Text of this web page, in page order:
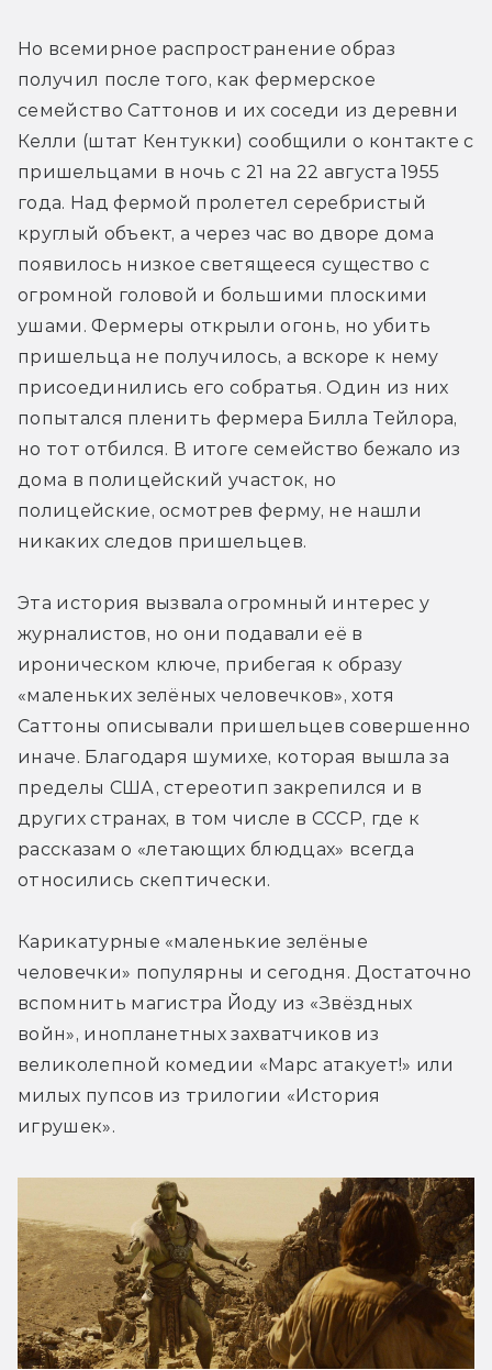
Но всемирное распространение образ
получил после того, как фермерское
семейство Саттонов и их соседи из деревни
Келли (штат Кентукки) сообщили о контакте с
пришельцами в ночь с 21 на 22 августа 1955
года. Над фермой пролетел серебристый
круглый объект, а через час во дворе дома
появилось низкое светящееся существо с
огромной головой и большими плоскими
ушами. Фермеры открыли огонь, но убить
пришельца не получилось, а вскоре к нему
присоединились его собратья. Один из них
попытался пленить фермера Билла Тейлора,
но тот отбился. В итоге семейство бежало из
дома в полицейский участок, но
полицейские, осмотрев ферму, не нашли
никаких следов пришельцев.
Эта история вызвала огромный интерес у
журналистов, но они подавали её в
ироническом ключе, прибегая к образу
«маленьких зелёных человечков», хотя
Саттоны описывали пришельцев совершенно
иначе. Благодаря шумихе, которая вышла за
пределы США, стереотип закрепился и в
других странах, в том числе в СССР, где к
рассказам о «летающих блюдцах» всегда
относились скептически.
Карикатурные «маленькие зелёные
человечки» популярны и сегодня. Достаточно
вспомнить магистра Йоду из «Звёздных
войн», инопланетных захватчиков из
великолепной комедии «Марс атакует!» или
милых пупсов из трилогии «История
игрушек».